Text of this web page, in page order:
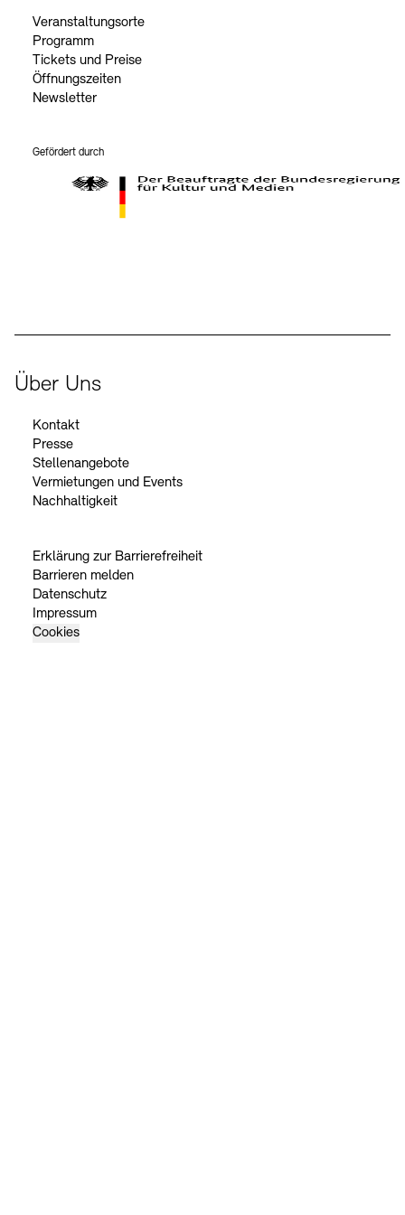
Veranstaltungsorte
Programm
Tickets und Preise
Öffnungszeiten
Newsletter
Gefördert durch
Über Uns
Kontakt
Presse
Stellenangebote
Vermietungen und Events
Nachhaltigkeit
Erklärung zur Barrierefreiheit
Barrieren melden
Datenschutz
Impressum
Cookies